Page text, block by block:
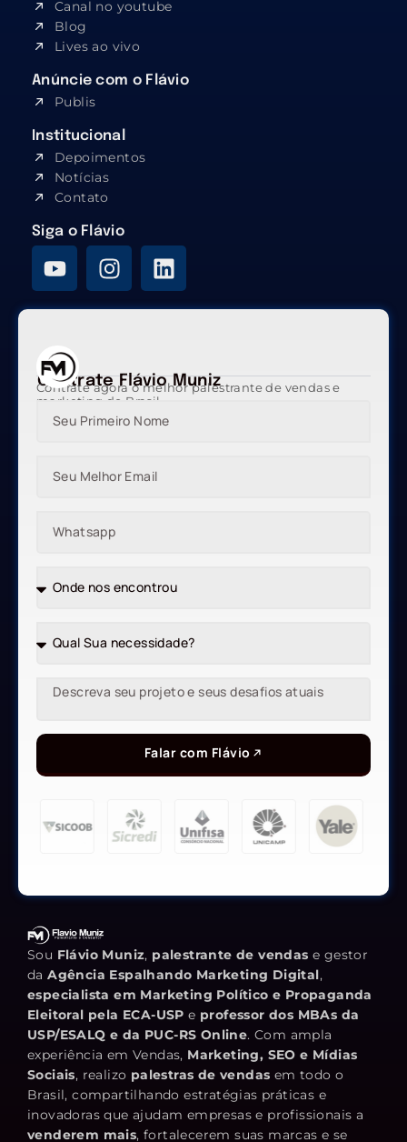
Canal no youtube
Blog
Lives ao vivo
Anúncie com o Flávio
Publis
Institucional
Depoimentos
Notícias
Contato
Siga o Flávio
Contrate Flávio Muniz
Contrate agora o melhor palestrante de vendas e
marketing do Brasil
Falar com Flávio
Sou Flávio Muniz, palestrante de vendas e gestor
daAgência Espalhando Marketing Digital,
especialista em Marketing Político e Propaganda
Eleitoral pela ECA-USP e professor dos MBAs da
USP/ESALQ e da PUC-RS Online. Com ampla
experiência em Vendas, Marketing, SEO e Mídias
Sociais, realizo palestras de vendas em todo o
Brasil, compartilhando estratégias práticas e
inovadoras que ajudam empresas e profissionais a
venderem mais, fortalecerem suas marcas e se